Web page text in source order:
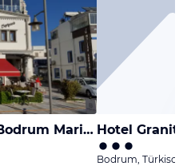
DoubleTree by Hilton Bodrum Marina Vista Hotel Granite
Bodrum, Türkische